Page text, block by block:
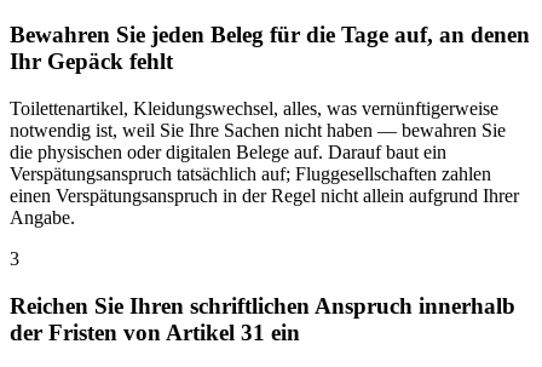
Bewahren Sie jeden Beleg für die Tage auf, an denen
Ihr Gepäck fehlt
Toilettenartikel, Kleidungswechsel, alles, was vernünftigerweise
notwendig ist, weil Sie Ihre Sachen nicht haben — bewahren Sie
die physischen oder digitalen Belege auf. Darauf baut ein
Verspätungsanspruch tatsächlich auf; Fluggesellschaften zahlen
einen Verspätungsanspruch in der Regel nicht allein aufgrund Ihrer
Angabe.
3
Reichen Sie Ihren schriftlichen Anspruch innerhalb
der Fristen von Artikel 31 ein